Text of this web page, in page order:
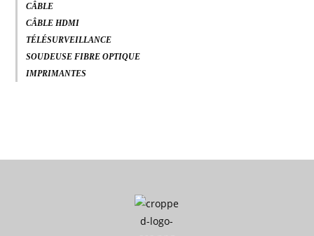
CÂBLE
CÂBLE HDMI
TÉLÉSURVEILLANCE
SOUDEUSE FIBRE OPTIQUE
IMPRIMANTES